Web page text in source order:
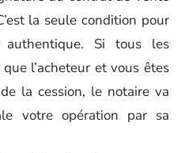
la seule condition pour
authentique. Si tous les
l’acheteur et vous êtes
la cession, le notaire va
votre opération par sa